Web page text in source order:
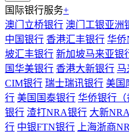
国际银行服务+
澳门立桥银行 澳门工银亚洲
中国银行 香港汇丰银行 华侨
坡汇丰银行 新加坡马来亚银
国华美银行 香港大新银行 马
CIM银行 瑞士瑞讯银行 美国
行 美国国泰银行 华侨银行（
银行 渣打NRA银行 大新
行 中银FTN银行 上海浙商